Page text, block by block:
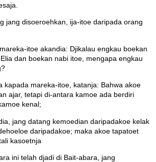
jang disoeroehkan, ija-itoe daripada orang
itoe akandia: Djikalau engkau boekan
dan boekan nabi itoe, mengapa engkau
kapada mareka-itoe, katanja: Bahwa akoe
ajar, tetapi di-antara kamoe ada berdiri
kenal;
jang datang kemoedian daripadakoe kelak
daripadakoe; maka akoe tapatoet
kasoetnja
ini telah djadi di Bait-abara, jang